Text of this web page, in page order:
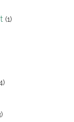
(1)